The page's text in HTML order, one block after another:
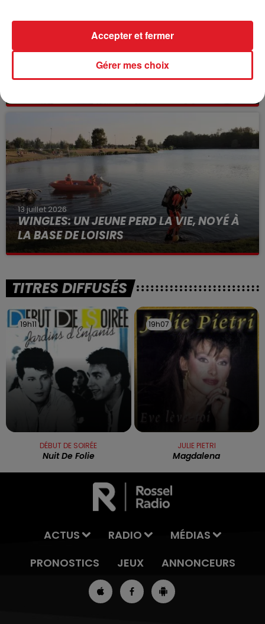
BÉTHUNE: ENQUÊTE POUR HOMICIDE
Selon les premiers éléments, le logement servait
13 juillet 2026
WINGLES: UN JEUNE PERD LA VIE, NOYÉ À
LA BASE DE LOISIRS
La victime a coulé à pic
TITRES DIFFUSÉS
19h11
19h11
DÉBUT DE SOIRÉE
Nuit De Folie
19h07
19h07
JULIE PIETRI
Magdalena
ACTUS RADIO
MÉDIAS
PRONOSTICS
JEUX ANNONCEURS
Gérer mes choix
Accepter et fermer